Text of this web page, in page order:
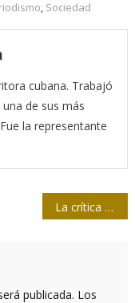
Sociedad
cubana. Trabajó
de sus más
la representante
La crítica cultural: un desafío en primera persona
publicada. Los